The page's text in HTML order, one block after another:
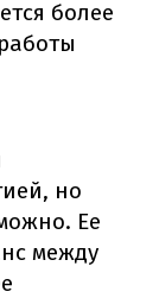
более
но
Ее
между